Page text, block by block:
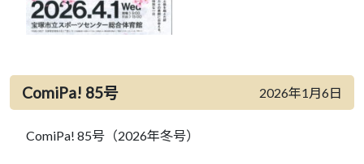
ComiPa! 85号 2026年1月6日
ComiPa! 85号（2026年冬号）